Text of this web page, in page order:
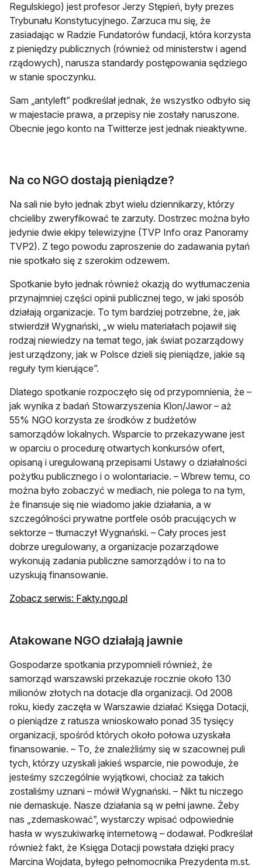
Regulskiego) jest profesor Jerzy Stępień, były prezes
Trybunału Konstytucyjnego. Zarzuca mu się, że
zasiadając w Radzie Fundatorów fundacji, która korzysta
z pieniędzy publicznych (również od ministerstw i agend
rządowych), narusza standardy postępowania sędziego
w stanie spoczynku.
Sam „antyleft” podkreślał jednak, że wszystko odbyło się
w majestacie prawa, a przepisy nie zostały naruszone.
Obecnie jego konto na Twitterze jest jednak nieaktywne.
Na co NGO dostają pieniądze?
Na sali nie było jednak zbyt wielu dziennikarzy, którzy
chcieliby zweryfikować te zarzuty. Dostrzec można było
jedynie dwie ekipy telewizyjne (TVP Info oraz Panoramy
TVP2). Z tego powodu zaproszenie do zadawania pytań
nie spotkało się z szerokim odzewem.
Spotkanie było jednak również okazją do wytłumaczenia
przynajmniej części opinii publicznej tego, w jaki sposób
działają organizacje. To tym bardziej potrzebne, że, jak
stwierdził Wygnański, „w wielu materiałach pojawił się
rodzaj niewiedzy na temat tego, jak świat pozarządowy
jest urządzony, jak w Polsce dzieli się pieniądze, jakie są
reguły tym kierujące”.
Dlatego spotkanie rozpoczęło się od przypomnienia, że –
jak wynika z badań Stowarzyszenia Klon/Jawor – aż
55% NGO korzysta ze środków z budżetów
samorządów lokalnych. Wsparcie to przekazywane jest
w oparciu o procedurę otwartych konkursów ofert,
opisaną i uregulowaną przepisami Ustawy o działalności
pożytku publicznego i o wolontariacie. – Wbrew temu, co
można było zobaczyć w mediach, nie polega to na tym,
że finansuje się nie wiadomo jakie działania, a w
szczególności prywatne portfele osób pracujących w
sektorze – tłumaczył Wygnański. – Cały proces jest
dobrze uregulowany, a organizacje pozarządowe
wykonują zadania publiczne samorządów i to na to
uzyskują finansowanie.
Zobacz serwis: Fakty.ngo.plotwiera się w nowej karcie
Atakowane NGO działają jawnie
Gospodarze spotkania przypomnieli również, że
samorząd warszawski przekazuje rocznie około 130
milionów złotych na dotacje dla organizacji. Od 2008
roku, kiedy zaczęła w Warszawie działać Księga Dotacji,
o pieniądze z ratusza wnioskowało ponad 35 tysięcy
organizacji, spośród których około połowa uzyskała
finansowanie. – To, że znaleźliśmy się w szacownej puli
tych, którzy uzyskali jakieś wsparcie, nie powoduje, że
jesteśmy szczególnie wyjątkowi, chociaż za takich
zostaliśmy uznani – mówił Wygnański. – Nikt tu niczego
nie demaskuje. Nasze działania są w pełni jawne. Żeby
nas „zdemaskować”, wystarczy wpisać odpowiednie
hasła w wyszukiwarkę internetową – dodawał. Podkreślał
również fakt, że Księga Dotacji powstała dzięki pracy
Marcina Wojdata, byłego pełnomocnika Prezydenta m.st.